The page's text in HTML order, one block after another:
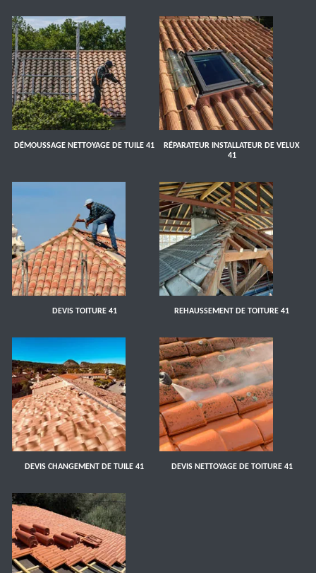
DÉMOUSSAGE NETTOYAGE DE TUILE 41
RÉPARATEUR INSTALLATEUR DE VELUX
41
DEVIS TOITURE 41 REHAUSSEMENT DE TOITURE 41
DEVIS CHANGEMENT DE TUILE 41 DEVIS NETTOYAGE DE TOITURE 41